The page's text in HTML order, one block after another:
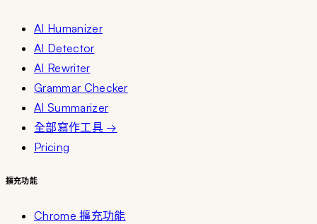
AI Humanizer
AI Detector
AI Rewriter
Grammar Checker
AI Summarizer
全部寫作工具 →
Pricing
擴充功能
Chrome 擴充功能